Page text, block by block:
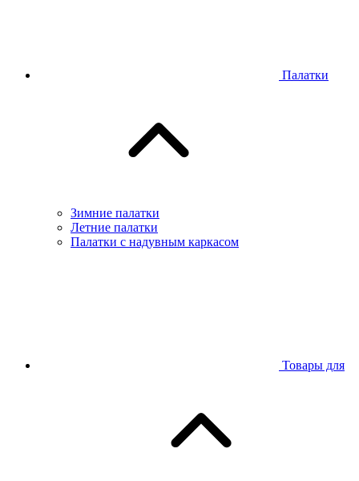
Палатки
Зимние палатки
Летние палатки
Палатки с надувным каркасом
Товары для